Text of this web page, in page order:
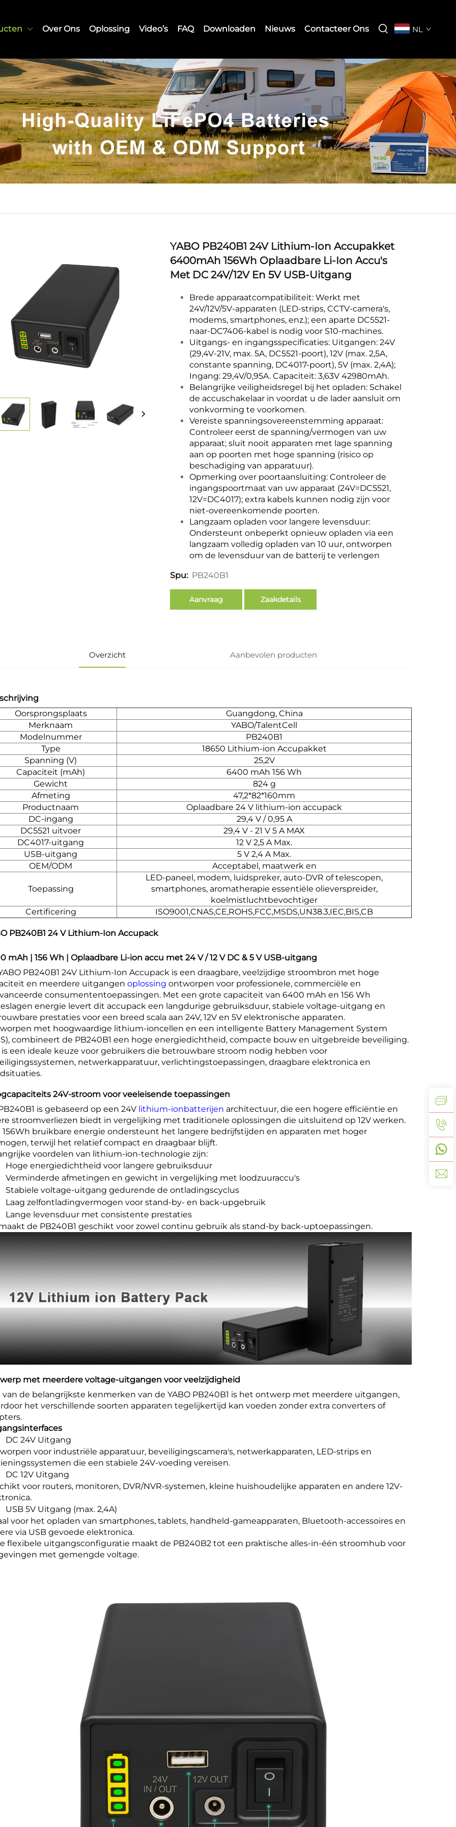
Over Ons Oplossing Video’s FAQ Downloaden Nieuws Contacteer Ons NL
YABO PB240B1 24V Lithium-Ion Accupakket
6400mAh 156Wh Oplaadbare Li-Ion Accu's
Met DC 24V/12V En 5V USB-Uitgang
Brede apparaatcompatibiliteit: Werkt met
24V/12V/5V-apparaten (LED-strips, CCTV-camera's,
modems, smartphones, enz.); een aparte DC5521-
naar-DC7406-kabel is nodig voor S10-machines.
Uitgangs- en ingangsspecificaties: Uitgangen: 24V
(29,4V-21V, max. 5A, DC5521-poort), 12V (max. 2,5A,
constante spanning, DC4017-poort), 5V (max. 2,4A);
Ingang: 29,4V/0,95A. Capaciteit: 3,63V 42980mAh.
Belangrijke veiligheidsregel bij het opladen: Schakel
de accuschakelaar in voordat u de lader aansluit om
vonkvorming te voorkomen.
Vereiste spanningsovereenstemming apparaat:
Controleer eerst de spanning/vermogen van uw
apparaat; sluit nooit apparaten met lage spanning
aan op poorten met hoge spanning (risico op
beschadiging van apparatuur).
Opmerking over poortaansluiting: Controleer de
ingangspoortmaat van uw apparaat (24V=DC5521,
12V=DC4017); extra kabels kunnen nodig zijn voor
niet-overeenkomende poorten.
Langzaam opladen voor langere levensduur:
Ondersteunt onbeperkt opnieuw opladen via een
langzaam volledig opladen van 10 uur, ontworpen
om de levensduur van de batterij te verlengen
Spu: PB240B1
Aanvraag Zaakdetails
Overzicht Aanbevolen producten
Oorsprongsplaats
Guangdong, China
Merknaam
YABO/TalentCell
Modelnummer
PB240B1
Type
18650 Lithium-ion Accupakket
Spanning (V)
25,2V
Capaciteit (mAh)
6400 mAh 156 Wh
Gewicht
824 g
Afmeting
47,2*82*160mm
Productnaam
Oplaadbare 24 V lithium-ion accupack
DC-ingang
29,4 V / 0,95 A
DC5521 uitvoer
29,4 V - 21 V 5 A MAX
DC4017-uitgang
12 V 2,5 A Max.
USB-uitgang
5 V 2,4 A Max.
OEM/ODM
Acceptabel, maatwerk en
Toepassing
LED-paneel, modem, luidspreker, auto-DVR of telescopen,
smartphones, aromatherapie essentiële olieverspreider,
koelmistluchtbevochtiger
Certificering
ISO9001,CNAS,CE,ROHS,FCC,MSDS,UN38.3,IEC,BIS,CB
PB240B1 24 V Lithium-Ion Accupack
mAh | 156 Wh | Oplaadbare Li-ion accu met 24 V / 12 V DC & 5 V USB-uitgang
PB240B1 24V Lithium-Ion Accupack is een draagbare, veelzijdige stroombron met hoge
en meerdere uitgangen oplossing ontworpen voor professionele, commerciële en
consumententoepassingen. Met een grote capaciteit van 6400 mAh en 156 Wh
energie levert dit accupack een langdurige gebruiksduur, stabiele voltage-uitgang en
prestaties voor een breed scala aan 24V, 12V en 5V elektronische apparaten.
met hoogwaardige lithium-ioncellen en een intelligente Battery Management System
combineert de PB240B1 een hoge energiedichtheid, compacte bouw en uitgebreide beveiliging.
een ideale keuze voor gebruikers die betrouwbare stroom nodig hebben voor
netwerkapparatuur, verlichtingstoepassingen, draagbare elektronica en
24V-stroom voor veeleisende toepassingen
is gebaseerd op een 24V lithium-ionbatterijen architectuur, die een hogere efficiëntie en
stroomverliezen biedt in vergelijking met traditionele oplossingen die uitsluitend op 12V werken.
156Wh bruikbare energie ondersteunt het langere bedrijfstijden en apparaten met hoger
terwijl het relatief compact en draagbaar blijft.
voordelen van lithium-ion-technologie zijn:
Hoge energiedichtheid voor langere gebruiksduur
Verminderde afmetingen en gewicht in vergelijking met loodzuuraccu's
Stabiele voltage-uitgang gedurende de ontladingscyclus
Laag zelfontladingvermogen voor stand-by- en back-upgebruik
Lange levensduur met consistente prestaties
de PB240B1 geschikt voor zowel continu gebruik als stand-by back-uptoepassingen.
met meerdere voltage-uitgangen voor veelzijdigheid
van de belangrijkste kenmerken van de YABO PB240B1 is het ontwerp met meerdere uitgangen,
het verschillende soorten apparaten tegelijkertijd kan voeden zonder extra converters of
DC 24V Uitgang
voor industriële apparatuur, beveiligingscamera's, netwerkapparaten, LED-strips en
die een stabiele 24V-voeding vereisen.
DC 12V Uitgang
voor routers, monitoren, DVR/NVR-systemen, kleine huishoudelijke apparaten en andere 12V-
USB 5V Uitgang (max. 2,4A)
voor het opladen van smartphones, tablets, handheld-gameapparaten, Bluetooth-accessoires en
via USB gevoede elektronica.
flexibele uitgangsconfiguratie maakt de PB240B2 tot een praktische alles-in-één stroomhub voor
met gemengde voltage.